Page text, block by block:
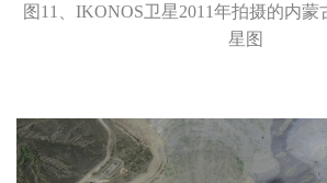
图11、IKONOS卫星2011年拍摄的内蒙
星图